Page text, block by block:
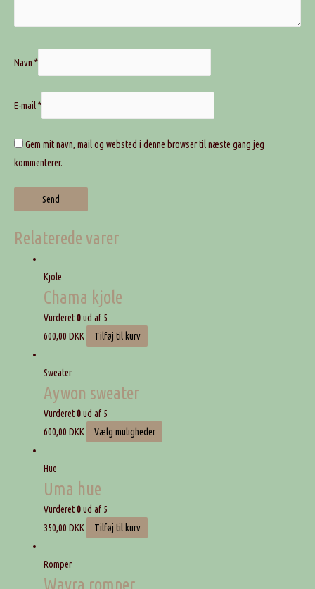
Navn *
E-mail*
Gem mit navn, mail og websted i denne browser til næste gang jeg
kommenterer.
Relaterede varer
Kjole
Chama kjole
Vurderet0ud af 5
600,00 DKK Tilføj til kurv
Sweater
Aywon sweater
Vurderet0ud af 5
600,00 DKK Vælg muligheder
Hue
Uma hue
Vurderet0ud af 5
350,00 DKK Tilføj til kurv
Romper